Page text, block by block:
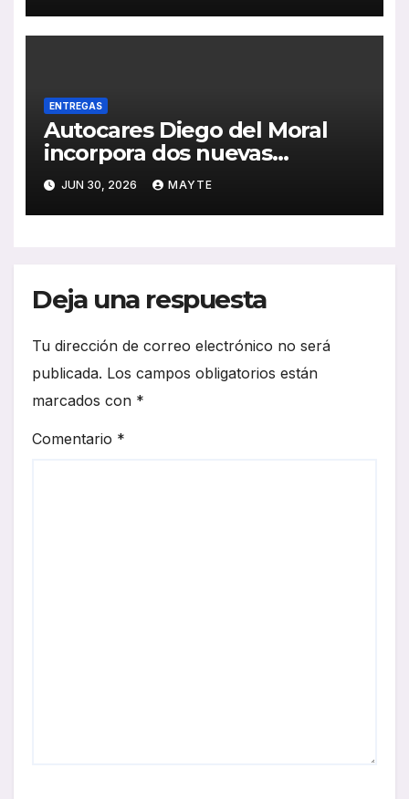
ENTREGAS
Autocares Diego del Moral
incorpora dos nuevas
unidades King Long C10 Hi-
Tech para reforzar su flota
JUN 30, 2026 MAYTE
Deja una respuesta
Tu dirección de correo electrónico no será
publicada. Los campos obligatorios están
marcados con *
Comentario *